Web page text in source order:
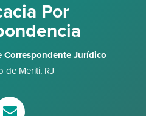
Por
Correspondente Jurídico
de Meriti, RJ